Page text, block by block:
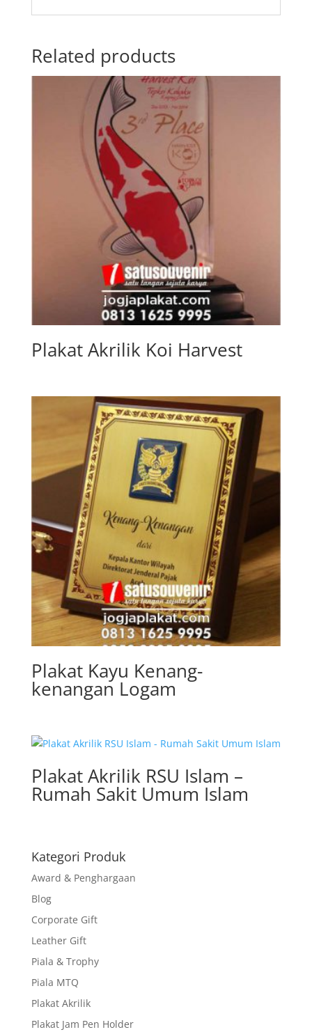
Related products
Plakat Akrilik Koi Harvest
Plakat Kayu Kenang-
kenangan Logam
Plakat Akrilik RSU Islam –
Rumah Sakit Umum Islam
Kategori Produk
Award & Penghargaan
Blog
Corporate Gift
Leather Gift
Piala & Trophy
Piala MTQ
Plakat Akrilik
Plakat Jam Pen Holder